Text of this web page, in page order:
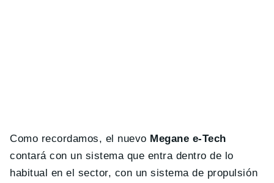
Como recordamos, el nuevo Megane e-Tech
contará con un sistema que entra dentro de lo
habitual en el sector, con un sistema de propulsión